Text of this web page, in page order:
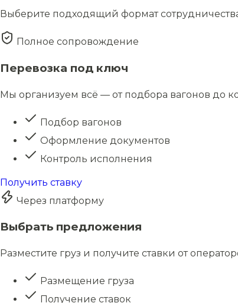
Выберите подходящий формат
Полное сопровождение
Перевозка под ключ
Мы организуем всё — от подбора вагонов до
Подбор вагонов
Оформление документов
Контроль исполнения
Получить ставку
Через платформу
Выбрать предложения
Разместите груз и получите ставки от
Размещение груза
Получение ставок